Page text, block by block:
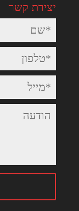
יצירת קשר